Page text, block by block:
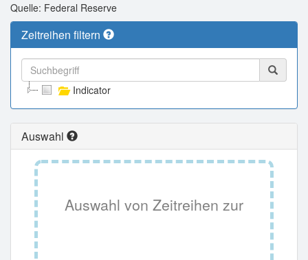
Quelle: Federal Reserve
Zeitreihen filtern
Indicator
Auswahl
Auswahl von Zeitreihen zur